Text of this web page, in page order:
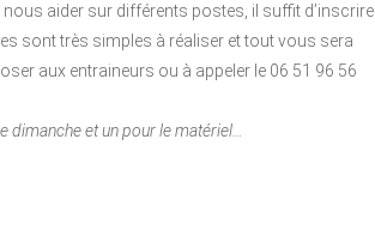
nous aider sur différents postes, il suffit d’inscrire
sont très simples à réaliser et tout vous sera
aux entraineurs ou à appeler le 06 51 96 56
dimanche et un pour le matériel…